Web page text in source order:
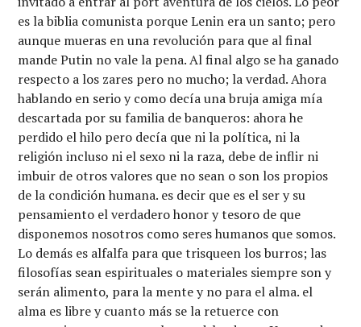
es la biblia comunista porque Lenin era un santo; pero
aunque mueras en una revolución para que al final
mande Putin no vale la pena. Al final algo se ha ganado
respecto a los zares pero no mucho; la verdad. Ahora
hablando en serio y como decía una bruja amiga mía
descartada por su familia de banqueros: ahora he
perdido el hilo pero decía que ni la política, ni la
religión incluso ni el sexo ni la raza, debe de inflir ni
imbuir de otros valores que no sean o son los propios
de la condición humana. es decir que es el ser y su
pensamiento el verdadero honor y tesoro de que
disponemos nosotros como seres humanos que somos.
Lo demás es alfalfa para que trisqueen los burros; las
filosofías sean espirituales o materiales siempre son y
serán alimento, para la mente y no para el alma. el
alma es libre y cuanto más se la retuerce con